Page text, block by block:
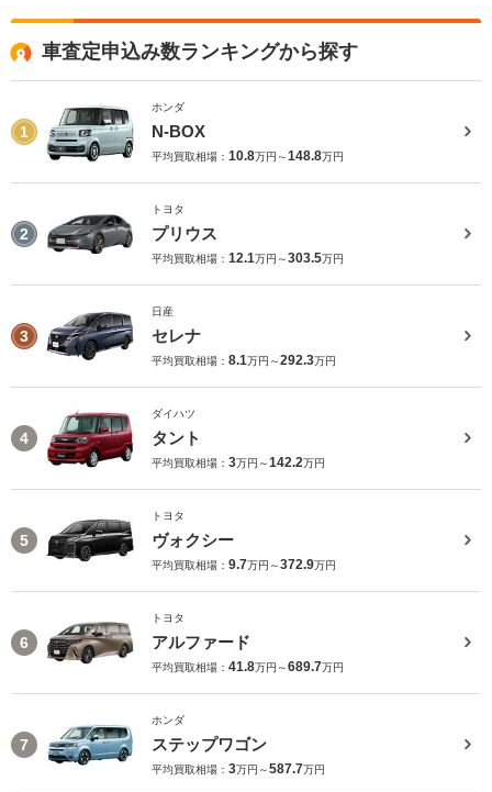
車査定申込み数ランキングから探す
1
ホンダ
N-BOX
平均買取相場： 10.8万円～148.8万円
2
トヨタ
プリウス
平均買取相場： 12.1万円～303.5万円
3
日産
セレナ
平均買取相場： 8.1万円～292.3万円
4
ダイハツ
タント
平均買取相場： 3万円～142.2万円
5
トヨタ
ヴォクシー
平均買取相場： 9.7万円～372.9万円
6
トヨタ
アルファード
平均買取相場： 41.8万円～689.7万円
7
ホンダ
ステップワゴン
平均買取相場： 3万円～587.7万円